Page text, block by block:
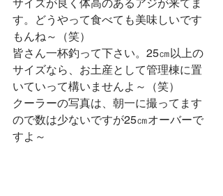
サイズが良く体高のあるアジが来てま
す。どうやって食べても美味しいです
もんね～（笑）
皆さん一杯釣って下さい。25㎝以上の
サイズなら、お土産として管理棟に置
いていって構いませんよ～（笑）
クーラーの写真は、朝一に撮ってます
ので数は少ないですが25㎝オーバーで
すよ～